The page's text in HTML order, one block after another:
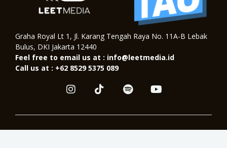
Graha Royal Lt 1, Jl. Karang Tengah Raya No. 11A-B Lebak
Bulus, DKI Jakarta 12440
Feel free to email us at : info@leetmedia.id
Call us at : +62 8529 5375 089
I
t
a
T
i
t
o
S
p
t
i
Y
t
u
Copyright © 2026. All Right Reserved